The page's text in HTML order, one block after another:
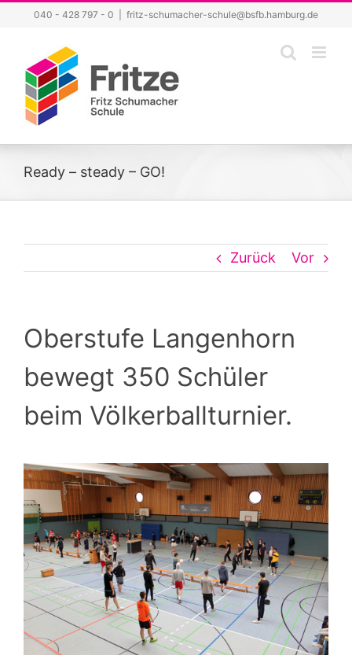
springen
040 - 428 797 - 0 fritz-schumacher-schule@bsfb.hamburg.de
Ready – steady – GO!
Zurück Vor
Oberstufe Langenhorn
bewegt 350 Schüler
beim Völkerballturnier.